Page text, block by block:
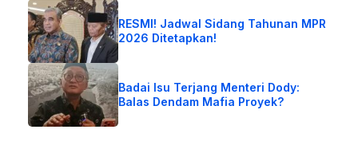
RESMI! Jadwal Sidang Tahunan MPR
2026 Ditetapkan!
Badai Isu Terjang Menteri Dody:
Balas Dendam Mafia Proyek?